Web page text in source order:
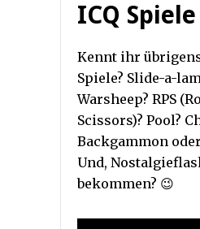
ICQ Spiele
Kennt ihr
Spiele? Slide-a-
Warsheep? RPS
Scissors)? Pool?
Backgammon
Und,
bekommen? 😉